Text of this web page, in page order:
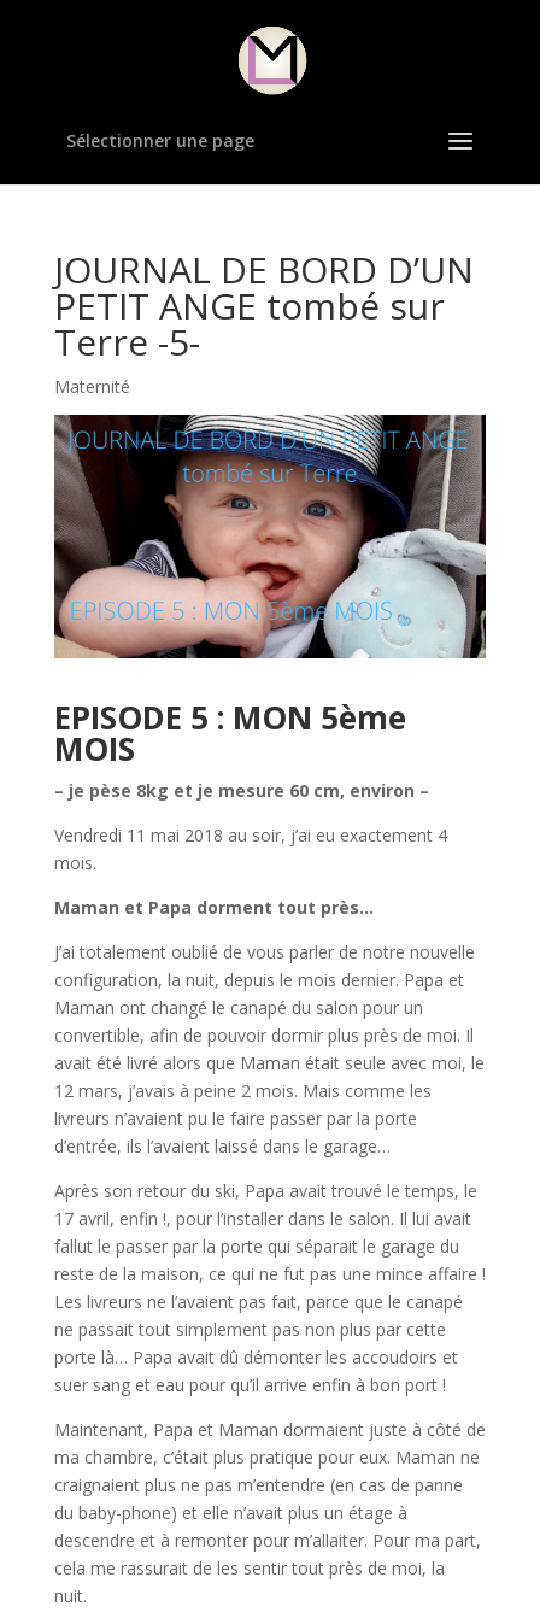
Sélectionner une page
JOURNAL DE BORD D’UN
PETIT ANGE tombé sur
Terre -5-
Maternité
EPISODE 5 : MON 5ème
MOIS
– je pèse 8kg et je mesure 60 cm, environ –
Vendredi 11 mai 2018 au soir, j’ai eu exactement 4
mois.
Maman et Papa dorment tout près…
J’ai totalement oublié de vous parler de notre nouvelle
configuration, la nuit, depuis le mois dernier. Papa et
Maman ont changé le canapé du salon pour un
convertible, afin de pouvoir dormir plus près de moi. Il
avait été livré alors que Maman était seule avec moi, le
12 mars, j’avais à peine 2 mois. Mais comme les
livreurs n’avaient pu le faire passer par la porte
d’entrée, ils l’avaient laissé dans le garage…
Après son retour du ski, Papa avait trouvé le temps, le
17 avril, enfin !, pour l’installer dans le salon. Il lui avait
fallut le passer par la porte qui séparait le garage du
reste de la maison, ce qui ne fut pas une mince affaire !
Les livreurs ne l’avaient pas fait, parce que le canapé
ne passait tout simplement pas non plus par cette
porte là… Papa avait dû démonter les accoudoirs et
suer sang et eau pour qu’il arrive enfin à bon port !
Maintenant, Papa et Maman dormaient juste à côté de
ma chambre, c’était plus pratique pour eux. Maman ne
craignaient plus ne pas m’entendre (en cas de panne
du baby-phone) et elle n’avait plus un étage à
descendre et à remonter pour m’allaiter. Pour ma part,
cela me rassurait de les sentir tout près de moi, la
nuit.